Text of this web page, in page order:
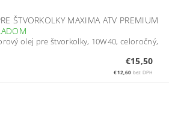
ŠTVORKOLKY MAXIMA ATV PREMIUM
olej pre štvorkolky, 10W40, celoročný,
€15,50
€12,60 bez DPH